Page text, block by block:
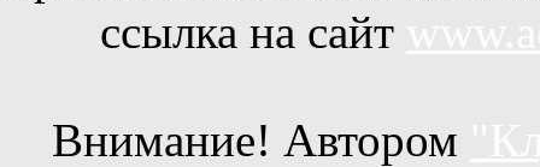
ссылка на сайт
Внимание! Автором